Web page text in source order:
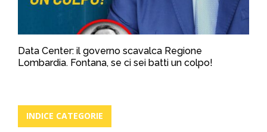
Data Center: il governo scavalca Regione
Lombardia. Fontana, se ci sei batti un colpo!
INDICE CATEGORIE